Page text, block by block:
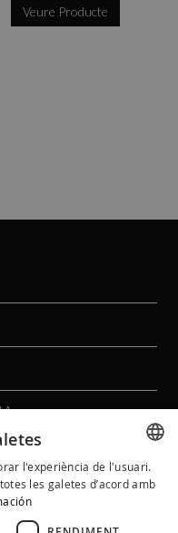
Veure Producte
SPANISH
l'experiència de l'usuari.
les galetes d’acord amb